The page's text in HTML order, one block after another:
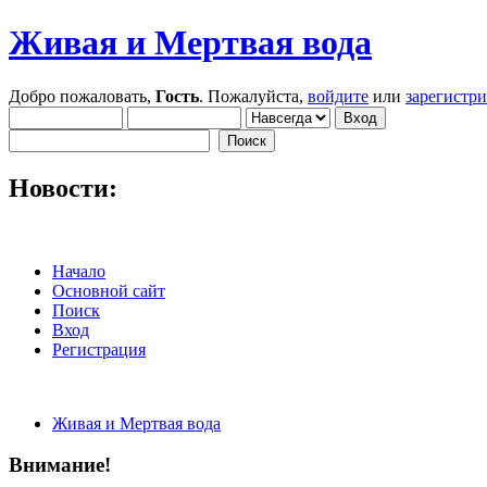
Живая и Мертвая вода
Добро пожаловать, Гость. Пожалуйста, войдите или
Новости:
Начало
Основной сайт
Поиск
Вход
Регистрация
Живая и Мертвая вода
Внимание!